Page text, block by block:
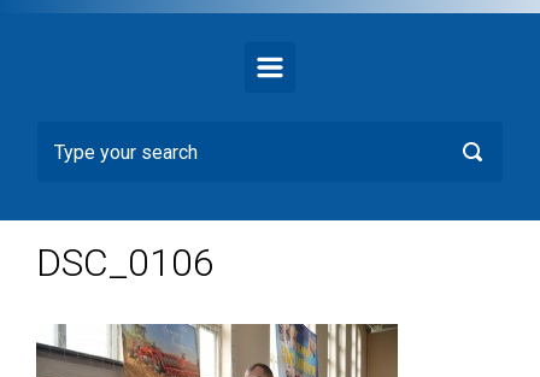
DSC_0106